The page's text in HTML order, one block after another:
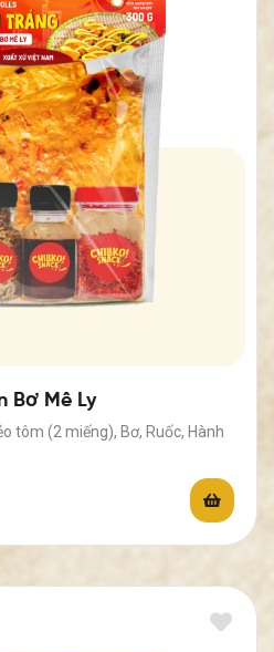
Bơ Mê Ly
tôm (2 miếng), Bơ, Ruốc, Hành